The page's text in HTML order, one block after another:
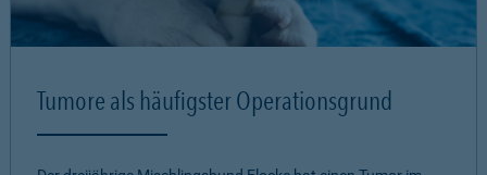
Tumore als häufigster Operationsgrund